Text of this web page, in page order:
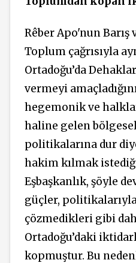
Rêber Apo'nun
Toplum çağrısıyla
Ortadoğu’da
vermeyi
hegemonik ve
haline gelen
politikalarına dur
hakim kılmak
Eşbaşkanlık, şöyle
güçler,
çözmedikleri gibi
Ortadoğu’daki
kopmuştur. Bu